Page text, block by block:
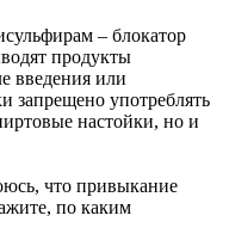
– блокатор
продукты
введения или
запрещено употреблять
настойки, но и
что привыкание
по каким